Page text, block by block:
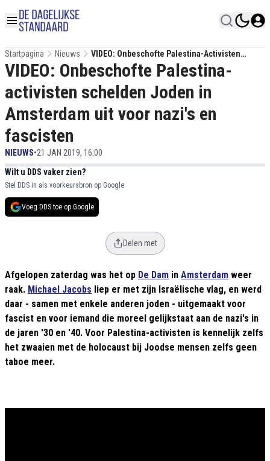
Startpagina Nieuws
VIDEO: Onbeschofte Palestina-Activisten
Schelden Joden In Amsterdam Uit Voor Nazi's
En Fascisten
VIDEO: Onbeschofte Palestina-
activisten schelden Joden in
Amsterdam uit voor nazi's en
fascisten
NIEUWS•21 JAN 2019, 16:00
Wilt u DDS vaker zien?
Stel DDS in als voorkeursbron op Google.
Voeg DDS toe op Google
Delen met
Afgelopen zaterdag was het op De Dam in Amsterdam weer
raak. Michael Jacobs liep er met zijn Israëlische vlag, en werd
daar - samen met enkele anderen joden - uitgemaakt voor
fascist en voor iemand die moreel gelijkstaat aan de nazi's in
de jaren '30 en '40. Voor Palestina-activisten is kennelijk zelfs
het zwaaien met de holocaust bij Joodse mensen zelfs geen
taboe meer.